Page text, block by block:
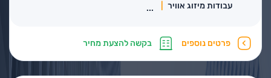
עבודות מיזוג אוויר
...
פרטים נוספים בקשה להצעת מחיר